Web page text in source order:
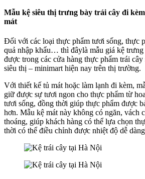
Mẫu kệ siêu thị trưng bày trái cây đi
mát
Đối với các loại thực phẩm tươi sống, thực
quả nhập khẩu… thì đâylà mẫu giá kệ
được trong các cửa hàng thực phẩm trái cây
siêu thị – minimart hiện nay trên thị trường.
Với thiết kế tủ mát hoặc làm lạnh đi kèm,
giữ được sự tươi ngon cho thực phẩm từ
tươi sống, đồng thời giúp thực phẩm được
hơn. Mẫu kệ mát này không có ngăn, vách
thoáng, giúp khách hàng có thể lựa chọn
thời có thể điều chỉnh được nhiệt độ dễ